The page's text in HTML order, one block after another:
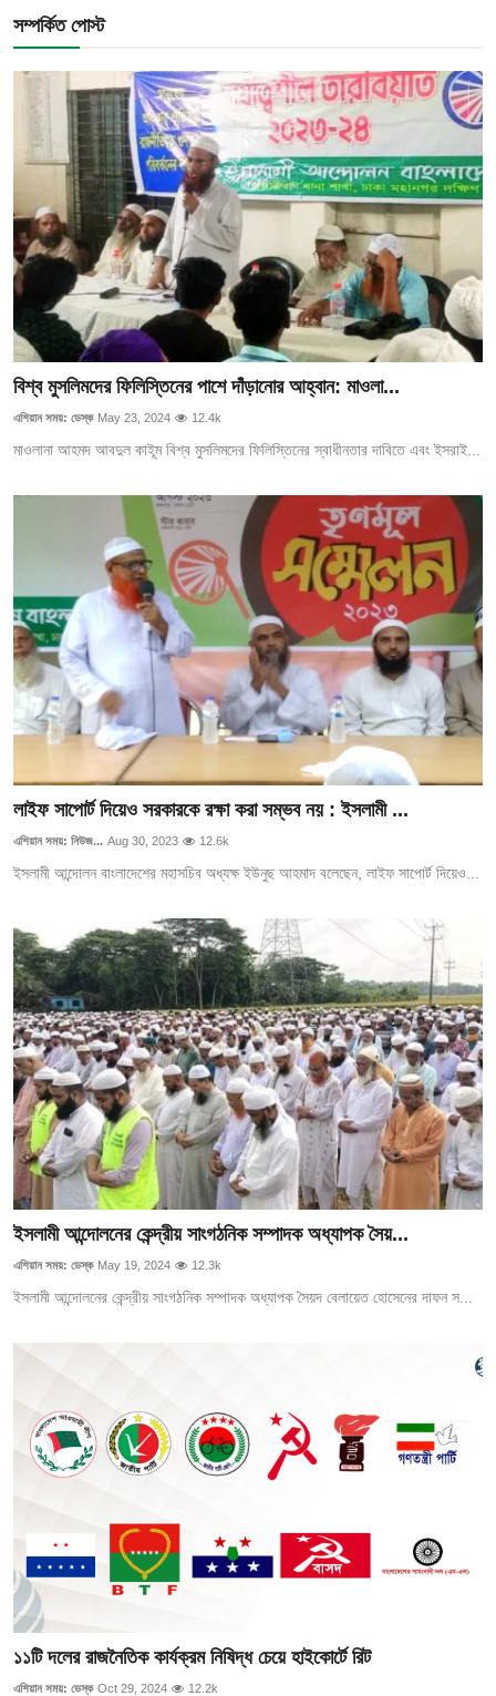
সম্পর্কিত পোস্ট
বিশ্ব মুসলিমদের ফিলিস্তিনের পাশে দাঁড়ানোর আহ্বান: মাওলা...
এশিয়ান সময়: ডেস্ক May 23, 2024 12.4k
মাওলানা আহমদ আবদুল কাইূম বিশ্ব মুসলিমদের ফিলিস্তিনের স্বাধীনতার দাবিতে এবং ইসরাই...
লাইফ সাপোর্ট দিয়েও সরকারকে রক্ষা করা সম্ভব নয় : ইসলামী ...
এশিয়ান সময়: নিউজ... Aug 30, 2023 12.6k
ইসলামী আন্দোলন বাংলাদেশের মহাসচিব অধ্যক্ষ ইউনুছ আহমাদ বলেছেন, লাইফ সাপোর্ট দিয়েও...
ইসলামী আন্দোলনের কেন্দ্রীয় সাংগঠনিক সম্পাদক অধ্যাপক সৈয়...
এশিয়ান সময়: ডেস্ক May 19, 2024 12.3k
ইসলামী আন্দোলনের কেন্দ্রীয় সাংগঠনিক সম্পাদক অধ্যাপক সৈয়দ বেলায়েত হোসেনের দাফন স...
১১টি দলের রাজনৈতিক কার্যক্রম নিষিদ্ধ চেয়ে হাইকোর্টে রিট
এশিয়ান সময়: ডেস্ক Oct 29, 2024 12.2k